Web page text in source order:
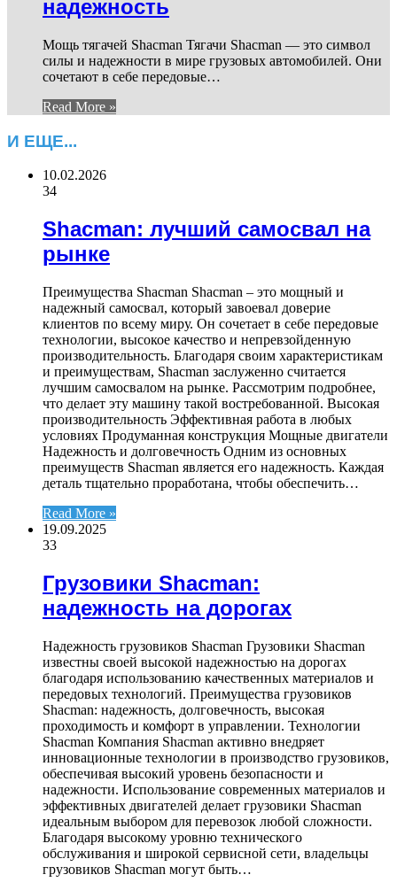
надежность
Мощь тягачей Shacman Тягачи Shacman — это символ
силы и надежности в мире грузовых автомобилей. Они
сочетают в себе передовые…
Read More »
И ЕЩЕ...
10.02.2026
34
Shacman: лучший самосвал на
рынке
Преимущества Shacman Shacman – это мощный и
надежный самосвал, который завоевал доверие
клиентов по всему миру. Он сочетает в себе передовые
технологии, высокое качество и непревзойденную
производительность. Благодаря своим характеристикам
и преимуществам, Shacman заслуженно считается
лучшим самосвалом на рынке. Рассмотрим подробнее,
что делает эту машину такой востребованной. Высокая
производительность Эффективная работа в любых
условиях Продуманная конструкция Мощные двигатели
Надежность и долговечность Одним из основных
преимуществ Shacman является его надежность. Каждая
деталь тщательно проработана, чтобы обеспечить…
Read More »
19.09.2025
33
Грузовики Shacman:
надежность на дорогах
Надежность грузовиков Shacman Грузовики Shacman
известны своей высокой надежностью на дорогах
благодаря использованию качественных материалов и
передовых технологий. Преимущества грузовиков
Shacman: надежность, долговечность, высокая
проходимость и комфорт в управлении. Технологии
Shacman Компания Shacman активно внедряет
инновационные технологии в производство грузовиков,
обеспечивая высокий уровень безопасности и
надежности. Использование современных материалов и
эффективных двигателей делает грузовики Shacman
идеальным выбором для перевозок любой сложности.
Благодаря высокому уровню технического
обслуживания и широкой сервисной сети, владельцы
грузовиков Shacman могут быть…